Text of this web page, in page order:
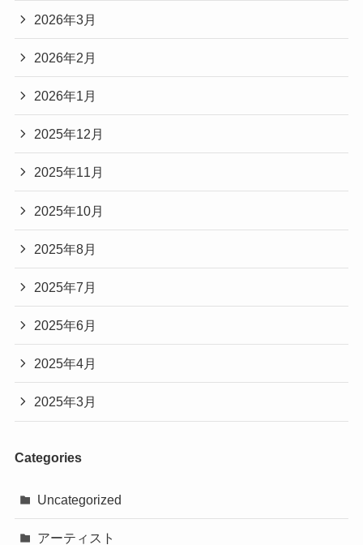
2026年3月
2026年2月
2026年1月
2025年12月
2025年11月
2025年10月
2025年8月
2025年7月
2025年6月
2025年4月
2025年3月
Categories
Uncategorized
アーティスト